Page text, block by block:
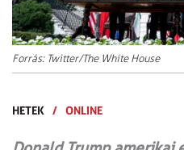
Forrás: Twitter/The White House
HETEK / ONLINE